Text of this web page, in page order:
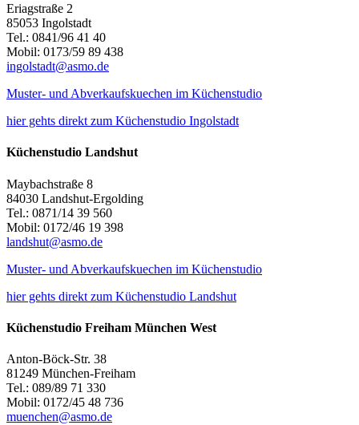
Eriagstraße 2
85053 Ingolstadt
Tel.: 0841/96 41 40
Mobil: 0173/59 89 438
ingolstadt@asmo.de
Muster- und Abverkaufskuechen im Küchenstudio
hier gehts direkt zum Küchenstudio Ingolstadt
Küchenstudio Landshut
Maybachstraße 8
84030 Landshut-Ergolding
Tel.: 0871/14 39 560
Mobil: 0172/46 19 398
landshut@asmo.de
Muster- und Abverkaufskuechen im Küchenstudio
hier gehts direkt zum Küchenstudio Landshut
Küchenstudio Freiham München West
Anton-Böck-Str. 38
81249 München-Freiham
Tel.: 089/89 71 330
Mobil: 0172/45 48 736
muenchen@asmo.de